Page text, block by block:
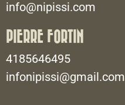
info@nipissi.com
PIERRE FORTIN
4185646495
infonipissi@gmail.com